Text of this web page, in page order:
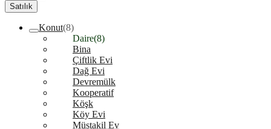
Satılık
Konut(8)
Daire(8)
Bina
Çiftlik Evi
Dağ Evi
Devremülk
Kooperatif
Köşk
Köy Evi
Müstakil Ev